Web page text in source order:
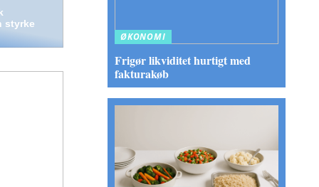
styrke
ØKONOMI
Frigør likviditet hurtigt med
fakturakøb